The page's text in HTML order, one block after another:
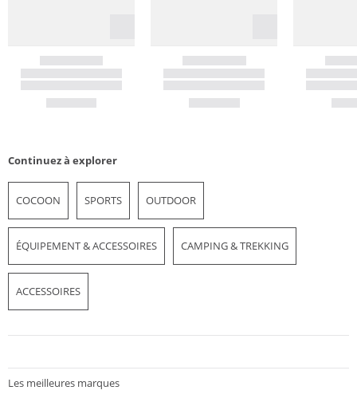
Continuez à explorer
COCOON SPORTS OUTDOOR
ÉQUIPEMENT & ACCESSOIRES CAMPING & TREKKING
ACCESSOIRES
Les meilleures marques